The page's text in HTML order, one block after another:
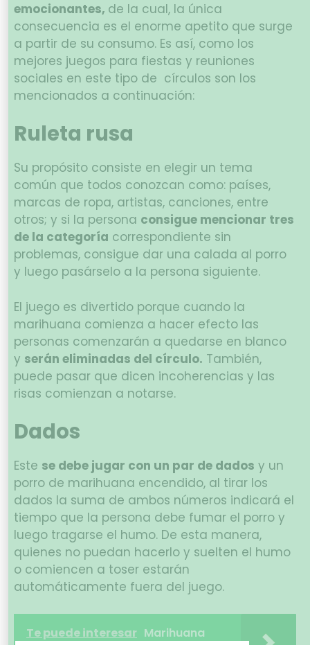
emocionantes, de la cual, la única
consecuencia es el enorme apetito que surge
a partir de su consumo. Es así, como los
mejores juegos para fiestas y reuniones
sociales en este tipo de círculos son los
mencionados a continuación:
Ruleta rusa
Su propósito consiste en elegir un tema
común que todos conozcan como: países,
marcas de ropa, artistas, canciones, entre
otros; y si la persona consigue mencionar tres
de la categoría correspondiente sin
problemas, consigue dar una calada al porro
y luego pasárselo a la persona siguiente.
El juego es divertido porque cuando la
marihuana comienza a hacer efecto las
personas comenzarán a quedarse en blanco
y serán eliminadas del círculo. También,
puede pasar que dicen incoherencias y las
risas comienzan a notarse.
Dados
Este se debe jugar con un par de dados y un
porro de marihuana encendido, al tirar los
dados la suma de ambos números indicará el
tiempo que la persona debe fumar el porro y
luego tragarse el humo. De esta manera,
quienes no puedan hacerlo y suelten el humo
o comiencen a toser estarán
automáticamente fuera del juego.
Te puede interesar Marihuana